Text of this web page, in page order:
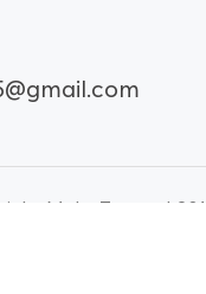
MalvaTour.uz |